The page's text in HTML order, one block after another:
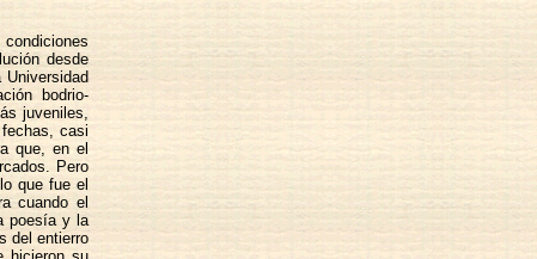
desde
bodrio-
juveniles,
casi
que, en el
Pero
que fue el
cuando el
poesía y la
del entierro